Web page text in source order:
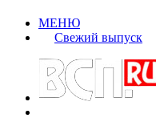
МЕНЮ
Свежий выпуск